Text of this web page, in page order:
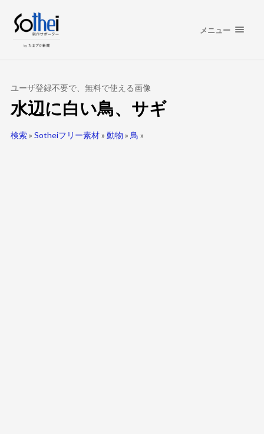
メニュー
ユーザ登録不要で、無料で使える画像
水辺に白い鳥、サギ
検索» Sotheiフリー素材» 動物 » 鳥 »